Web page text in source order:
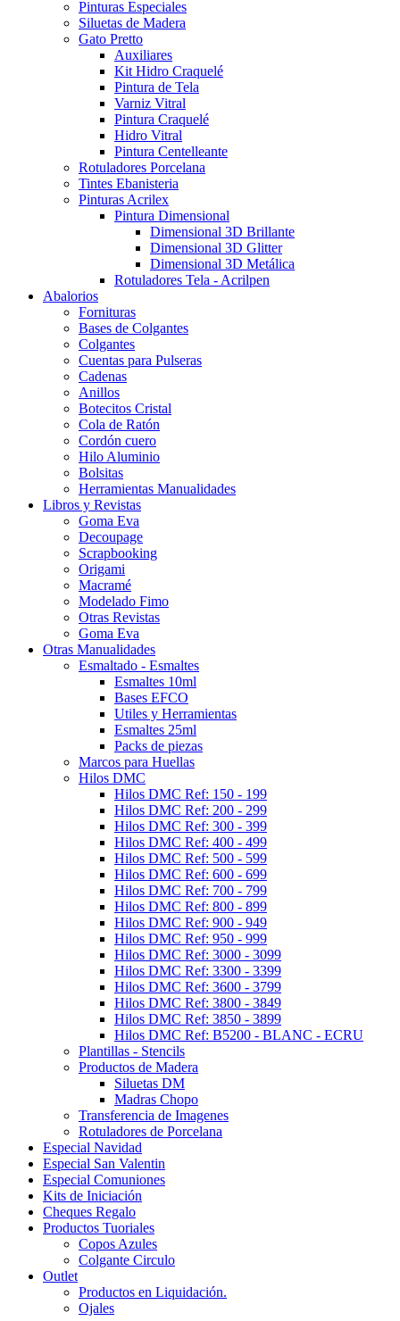
Pinturas Especiales
Siluetas de Madera
Gato Pretto
Auxiliares
Kit Hidro Craquelé
Pintura de Tela
Varniz Vitral
Pintura Craquelé
Hidro Vitral
Pintura Centelleante
Rotuladores Porcelana
Tintes Ebanisteria
Pinturas Acrilex
Pintura Dimensional
Dimensional 3D Brillante
Dimensional 3D Glitter
Dimensional 3D Metálica
Rotuladores Tela - Acrilpen
Abalorios
Fornituras
Bases de Colgantes
Colgantes
Cuentas para Pulseras
Cadenas
Anillos
Botecitos Cristal
Cola de Ratón
Cordón cuero
Hilo Aluminio
Bolsitas
Herramientas Manualidades
Libros y Revistas
Goma Eva
Decoupage
Scrapbooking
Origami
Macramé
Modelado Fimo
Otras Revistas
Goma Eva
Otras Manualidades
Esmaltado - Esmaltes
Esmaltes 10ml
Bases EFCO
Utiles y Herramientas
Esmaltes 25ml
Packs de piezas
Marcos para Huellas
Hilos DMC
Hilos DMC Ref: 150 - 199
Hilos DMC Ref: 200 - 299
Hilos DMC Ref: 300 - 399
Hilos DMC Ref: 400 - 499
Hilos DMC Ref: 500 - 599
Hilos DMC Ref: 600 - 699
Hilos DMC Ref: 700 - 799
Hilos DMC Ref: 800 - 899
Hilos DMC Ref: 900 - 949
Hilos DMC Ref: 950 - 999
Hilos DMC Ref: 3000 - 3099
Hilos DMC Ref: 3300 - 3399
Hilos DMC Ref: 3600 - 3799
Hilos DMC Ref: 3800 - 3849
Hilos DMC Ref: 3850 - 3899
Hilos DMC Ref: B5200 - BLANC - ECRU
Plantillas - Stencils
Productos de Madera
Siluetas DM
Madras Chopo
Transferencia de Imagenes
Rotuladores de Porcelana
Especial Navidad
Especial San Valentin
Especial Comuniones
Kits de Iniciación
Cheques Regalo
Productos Tuoriales
Copos Azules
Colgante Circulo
Outlet
Productos en Liquidación.
Ojales